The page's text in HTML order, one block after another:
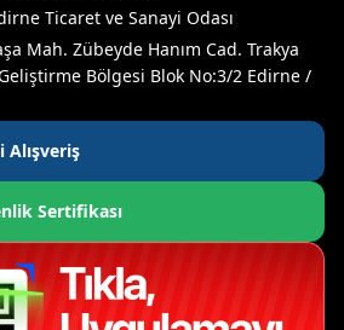
Ticaret ve Sanayi Odası
Mah. Zübeyde Hanım Cad. Trakya
Bölgesi Blok No:3/2 Edirne /
Alışveriş
Sertifikası